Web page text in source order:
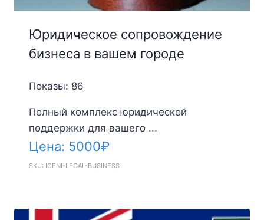
Юридическое сопровождение
бизнеса в вашем городе
Показы: 86
Полный комплекс юридической
поддержки для вашего ...
Цена: 5000₽
SKU: ICENI-LEGAL-BUSINESS